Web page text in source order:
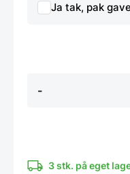
Ja tak, pak
-
3 stk. på eget